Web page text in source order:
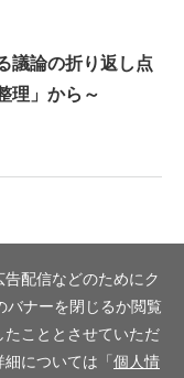
議論の折り返し点
理」から～
配信などのためにク
バナーを閉じるか閲覧
こととさせていただ
細については「個人情